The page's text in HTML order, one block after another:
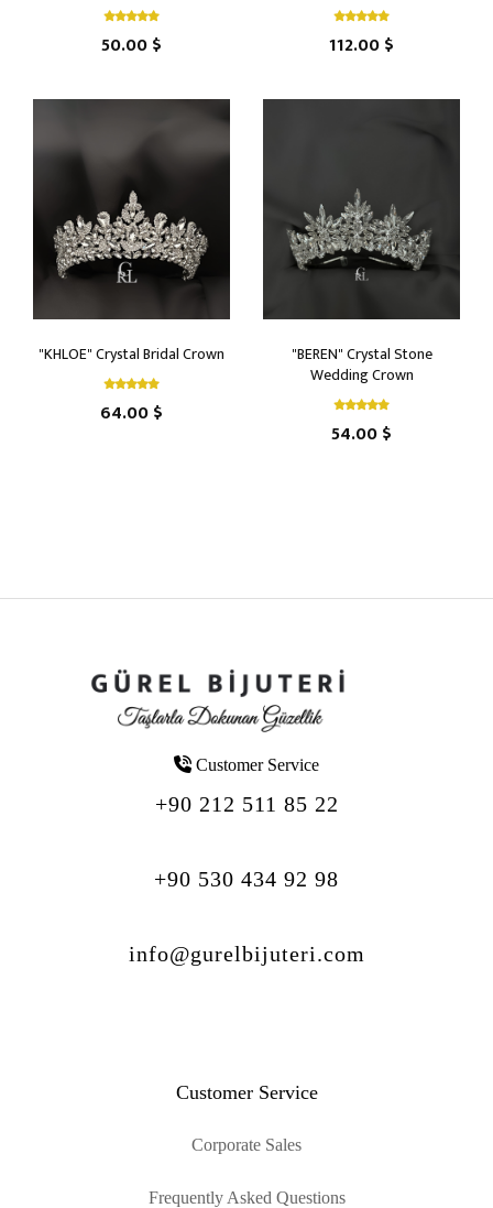
50.00 $ 112.00 $
"KHLOE" Crystal Bridal Crown
64.00 $
"BEREN" Crystal Stone
Wedding Crown
54.00 $
Customer Service
+90 212 511 85 22
+90 530 434 92 98
info@gurelbijuteri.com
Customer Service
Corporate Sales
Frequently Asked Questions